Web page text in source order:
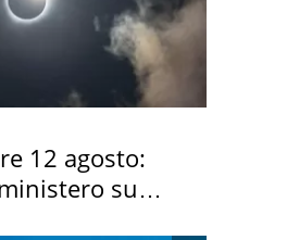
12 agosto:
su